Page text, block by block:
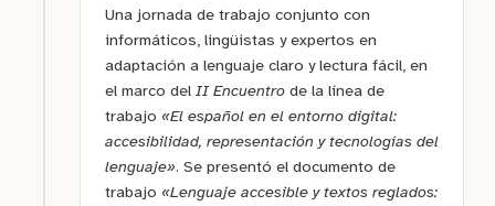
Una jornada de trabajo conjunto con
informáticos, lingüistas y expertos en
adaptación a lenguaje claro y lectura fácil, en
el marco del II Encuentro de la línea de
trabajo «El español en el entorno digital:
accesibilidad, representación y tecnologías del
lenguaje». Se presentó el documento de
trabajo «Lenguaje accesible y textos reglados: